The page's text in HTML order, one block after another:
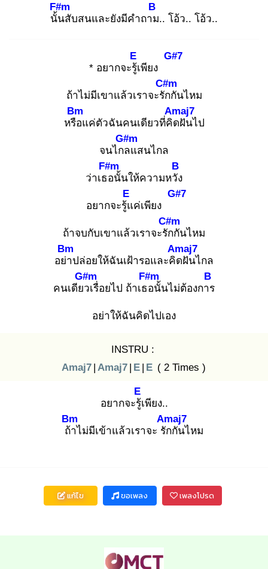
นั้น
F#m
สับสนและยังมีคำถาม
B
.. โอ้ว.. โอ้ว..
* อยากจะรู้เ
E
พียง
G#7
ถ้าไม่มีเขาแล้วเราจะรัก
C#m
กันไหม
หรือ
Bm
แค่ตัวฉันคนเดียวที่คิด
Amaj7
ฝันไป
จนไกล
G#m
แสนไกล
ว่าเธอ
F#m
นั้นให้ความหวัง
B
อยากจะรู้แ
E
ค่เพียง
G#7
ถ้าจบกับเขาแล้วเราจะรัก
C#m
กันไหม
อย่า
Bm
ปล่อยให้ฉันเฝ้ารอและคิด
Amaj7
ฝันไกล
คนเดียว
G#m
เรื่อยไป ถ้าเธอ
F#m
นั้นไม่ต้องการ
B
อย่าให้ฉันคิดไปเอง
INSTRU :
Amaj7 | Amaj7 | E | E ( 2 Times )
อยากจะรู้เ
E
พียง..
ถ้า
Bm
ไม่มีเข้าแล้วเราจะ รัก
Amaj7
กันไหม
แก้ไข ขอเพลง เพลงโปรด